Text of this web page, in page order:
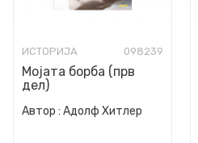
ИСТОРИЈА 098239
Мојата борба (прв
дел)
Автор : Адолф Хитлер